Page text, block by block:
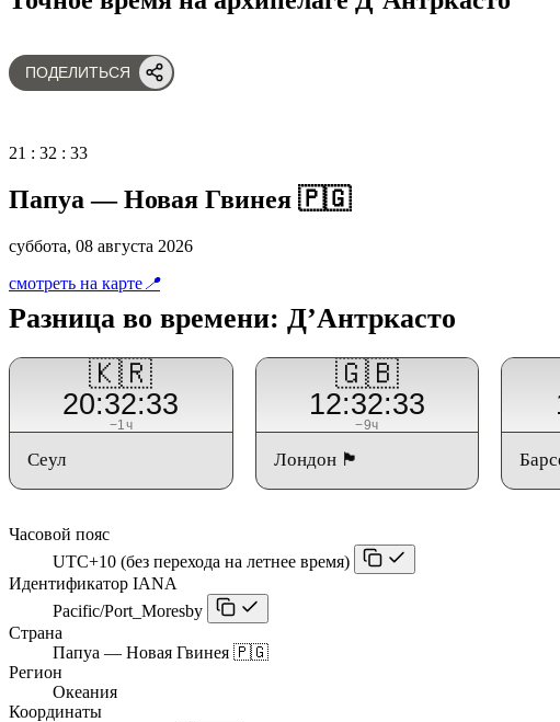
ПОДЕЛИТЬСЯ
21 : 32 : 33
Папуа — Новая Гвинея 🇵🇬
суббота, 08 августа 2026
смотреть на карте 📍
Разница во времени: Д’Антркасто
🇰🇷
20:32:33
−1ч
Сеул
🇬🇧
12:32:33
−9ч
Лондон 🏴󠁧󠁢󠁥󠁮󠁧󠁿
Часовой пояс
UTC+10 (без перехода на летнее время)
Идентификатор IANA
Pacific/Port_Moresby
Страна
Папуа — Новая Гвинея 🇵🇬
Регион
Океания
Координаты